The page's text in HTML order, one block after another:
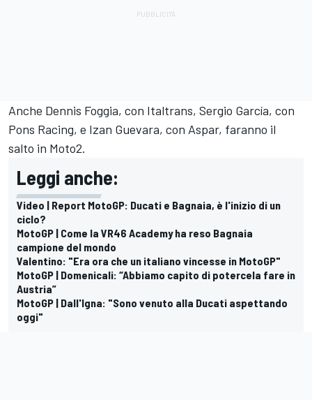
Anche Dennis Foggia, con Italtrans, Sergio García, con
Pons Racing, e Izan Guevara, con Aspar, faranno il
salto in Moto2.
Leggi anche:
Video | Report MotoGP: Ducati e Bagnaia, è l'inizio di un
ciclo?
MotoGP | Come la VR46 Academy ha reso Bagnaia
campione del mondo
Valentino: "Era ora che un italiano vincesse in MotoGP"
MotoGP | Domenicali: “Abbiamo capito di potercela fare in
Austria”
MotoGP | Dall'Igna: "Sono venuto alla Ducati aspettando
oggi"